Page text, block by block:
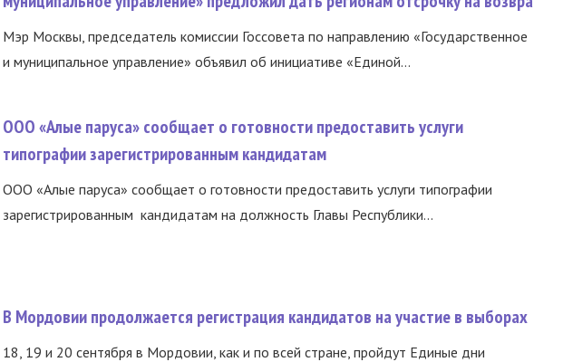
Мэр Москвы, председатель комиссии Госсовета по направлению «Государственное
и муниципальное управление» объявил об инициативе «Единой...
ООО «Алые паруса» сообщает о готовности предоставить услуги
типографии зарегистрированным кандидатам
ООО «Алые паруса» сообщает о готовности предоставить услуги типографии
зарегистрированным кандидатам на должность Главы Республики...
В Мордовии продолжается регистрация кандидатов на участие в выборах
18, 19 и 20 сентября в Мордовии, как и по всей стране, пройдут Единые дни